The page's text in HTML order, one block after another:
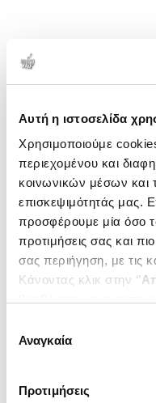
Αυτή η ιστοσελίδα
Χρησιμοποιούμε
περιεχομένου και
κοινωνικών μέσων και
επισκεψιμότητάς μας.
προσφέρουμε μία όσο
προτιμήσεις σας και
σας περιήγηση, με τις
Κάνοντας κλικ στην ‘’
ενδιαφέρουν και να
συγκατάθεσης
Αναγκαία
Προτιμήσεις